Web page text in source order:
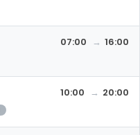
07:00 16:00
10:00 20:00